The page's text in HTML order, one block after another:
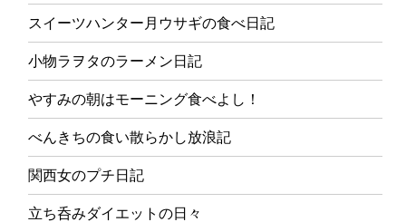
スイーツハンター月ウサギの食べ日記
小物ラヲタのラーメン日記
やすみの朝はモーニング食べよし！
べんきちの食い散らかし放浪記
関西女のプチ日記
立ち呑みダイエットの日々